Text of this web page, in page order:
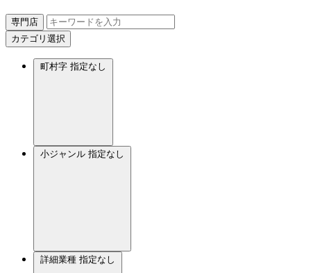
専門店
カテゴリ選択
町村字 指定なし
小ジャンル 指定なし
詳細業種 指定なし